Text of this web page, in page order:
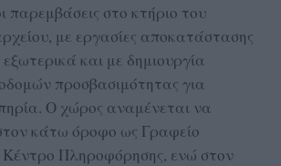
παρεμβάσεις στο κτήριο του
με εργασίες αποκατάστασης
και με δημιουργία
προσβασιμότητας για
Ο χώρος αναμένεται να
κάτω όροφο ως Γραφείο
Κέντρο Πληροφόρησης, ενώ στον